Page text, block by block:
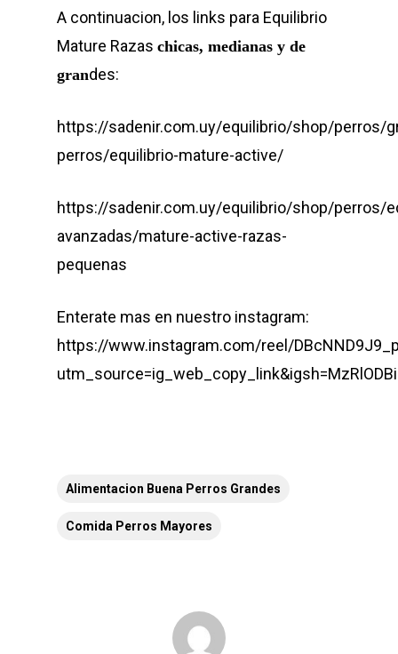
A continuacion, los links para Equilibrio
Mature Razas chicas, medianas y de
grandes:
https://sadenir.com.uy/equilibrio/shop/perros/
perros/equilibrio-mature-active/
https://sadenir.com.uy/equilibrio/shop/perros/
avanzadas/mature-active-razas-
pequenas
Enterate mas en nuestro instagram:
https://www.instagram.com/reel/
Alimentacion Buena Perros Grandes
Comida Perros Mayores